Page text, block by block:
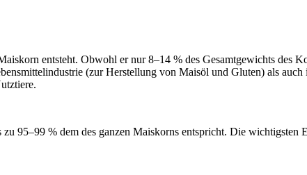
entsteht. Obwohl er nur 8–14 % des Gesamtgewichts des
(zur Herstellung von Maisöl und Gluten) als
95–99 % dem des ganzen Maiskorns entspricht. Die wichtigsten